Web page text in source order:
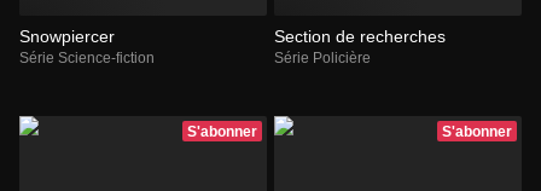
Snowpiercer
Série Science-fiction
Section de recherches
Série Policière
S'abonner S'abonner